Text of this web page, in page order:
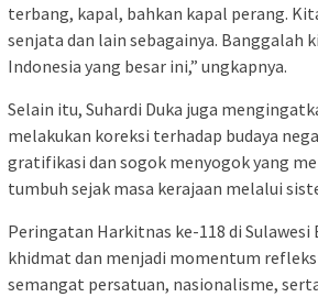
terbang, kapal, bahkan kapal perang.
senjata dan lain sebagainya. Banggalah
Indonesia yang besar ini,” ungkapnya.
Selain itu, Suhardi Duka juga
melakukan koreksi terhadap budaya
gratifikasi dan sogok menyogok yang
tumbuh sejak masa kerajaan melalui
Peringatan Harkitnas ke-118 di
khidmat dan menjadi momentum
semangat persatuan, nasionalisme,